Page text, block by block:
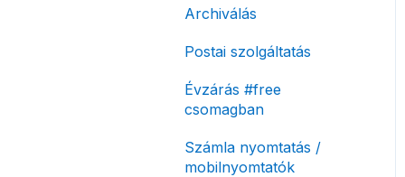
Archiválás
Postai szolgáltatás
Évzárás #free
csomagban
Számla nyomtatás /
mobilnyomtatók